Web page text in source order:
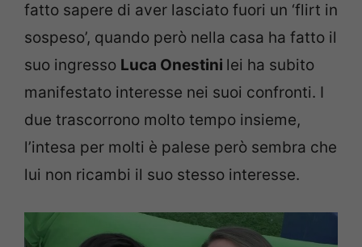
fatto sapere di aver lasciato fuori un ‘flirt in
sospeso’, quando però nella casa ha fatto il
suo ingresso Luca Onestini lei ha subito
manifestato interesse nei suoi confronti. I
due trascorrono molto tempo insieme,
l’intesa per molti è palese però sembra che
lui non ricambi il suo stesso interesse.